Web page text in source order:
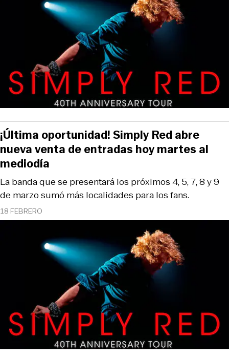
18 FEBRERO
La banda que se presentará los próximos 4, 5, 7, 8 y 9
de marzo sumó más localidades para los fans.
¡Última oportunidad! Simply Red abre
nueva venta de entradas hoy martes al
mediodía